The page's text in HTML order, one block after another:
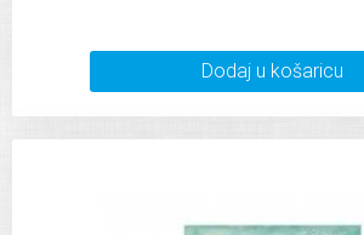
Dodaj u košaricu